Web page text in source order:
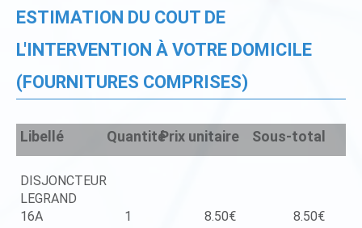
ESTIMATION DU COUT DE
L'INTERVENTION À VOTRE DOMICILE
(FOURNITURES COMPRISES)
Libellé QuantitéPrix unitaire Sous-total
DISJONCTEUR
LEGRAND
16A
1 8.50€ 8.50€